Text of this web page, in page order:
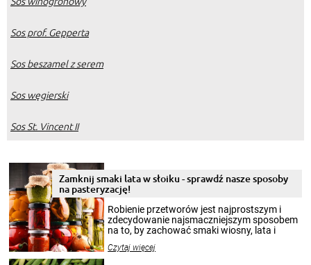
Sos prof. Gepperta
Sos beszamel z serem
Sos węgierski
Sos St. Vincent II
Zamknij smaki lata w słoiku - sprawdź nasze sposoby
na pasteryzację!
Robienie przetworów jest najprostszym i
zdecydowanie najsmaczniejszym sposobem
na to, by zachować smaki wiosny, lata i
krajobrazów, by cieszyć nimi oko w sezonie
Czytaj więcej